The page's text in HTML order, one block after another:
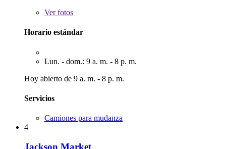
Verfotos
Horario estándar
Lun. - dom.: 9 a. m. - 8 p. m.
Hoy abierto de 9 a. m. - 8 p. m.
Servicios
Camiones para mudanza
4
Jackson Market